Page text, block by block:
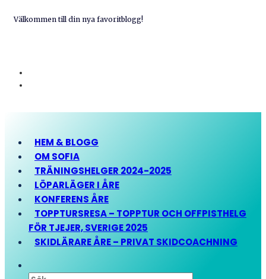
Välkommen till din nya favoritblogg!
HEM & BLOGG
OM SOFIA
TRÄNINGSHELGER 2024-2025
LÖPARLÄGER I ÅRE
KONFERENS ÅRE
TOPPTURSRESA – TOPPTUR OCH OFFPISTHELG
FÖR TJEJER, SVERIGE 2025
SKIDLÄRARE ÅRE – PRIVAT SKIDCOACHNING